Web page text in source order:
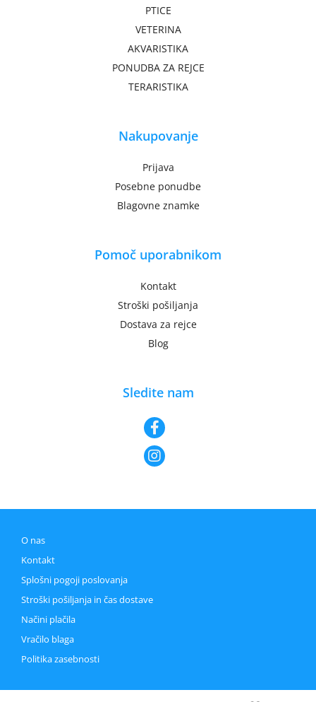
PTICE
VETERINA
AKVARISTIKA
PONUDBA ZA REJCE
TERARISTIKA
Nakupovanje
Prijava
Posebne ponudbe
Blagovne znamke
Pomoč uporabnikom
Kontakt
Stroški pošiljanja
Dostava za rejce
Blog
Sledite nam
O nas
Kontakt
Splošni pogoji poslovanja
Stroški pošiljanja in čas dostave
Načini plačila
Vračilo blaga
Politika zasebnosti